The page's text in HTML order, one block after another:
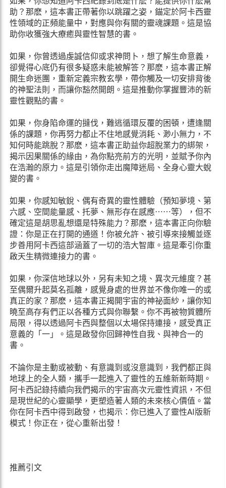
助？那麽，這本書正帶著你以跳躍之姿，錨定於阿卡西靈
性領域的正頻能量中，對應與你有關的靈魂課題。這是協
助你收獲強大療癒與靈性智慧的書。
如果，你曾透過虔誠信仰或求神問卜，想了解生命意義，
卻覺得心底仍有很多疑惑未能被解答？那麽，這本書正解
開生命迷團，重新定義宗教玄學，帶你觸及一切安排背後
的神聖法則，而讓你豁然開朗。這是推動你掌握豐沛的新
靈性觀點的書。
如果，你身陷命運的撻伐，難逃循環反覆的困頓，遭逢關
係的課題，你再努力都止不住地感覺消耗、渺小無力，不
知何時能跳脫？那麽，這本書正助益你超脫業力的綁架，
揭示因果關係的緣由，為你點亮前方的光明，並賦予你內
在浩瀚的原力。這是引領你走出魔障迷局、全身心靈大蛻
變的書。
如果，你感知敏銳、偶有奇異的靈性體驗（預知夢境、第
六感、空間能量感、托夢、無形存在感應⋯⋯等），但不
確定這是胡思亂想還是特殊能力？那麽，這本書正向你驗
證：你是正在打開的通道！你被允許、被引導來接觸並逐
步善用阿卡西這部涵蓋了一切的浩大智庫。這是牽引你重
啟天生精微連接力的書。
如果，你深信地球以外，另有未知之境、異次元維度？甚
至偶爾升起莫名孤離，感覺身處的世界並不像你唯一的或
真正的家？那麽，這本書正揭開宇宙的神祕面紗，讓你知
曉至高存有們正以各種方式與你聯繫。你不再被物質體所
局限，得以透過阿卡西與整個以太場保持連接，感受真正
意義的「一」。這是啟發你回歸神性自我、與神合一的
書。
不論你是主動或被動、有意識到或沒意識到，我們都正與
地球上的全人類，攜手一起進入了靈性的五維新新時期。
阿卡西記錄持續向我們揭示的宇宙高次元靈性資訊，不但
是現世紀的心靈顯學，更塑造著人類的未來核心價值。當
你在阿卡西中得到啟發，也揭示：你已進入了靈性AI版新
模式！你正在，從心重新出發！
推薦引文